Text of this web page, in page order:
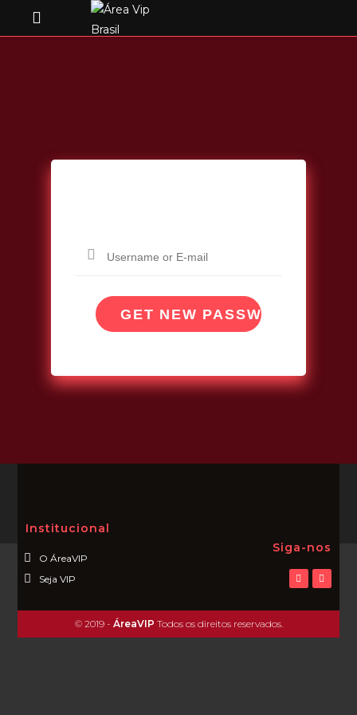
Institucional
O ÁreaVIP
Seja VIP
Siga-nos
© 2019 - ÁreaVIP Todos os direitos reservados.